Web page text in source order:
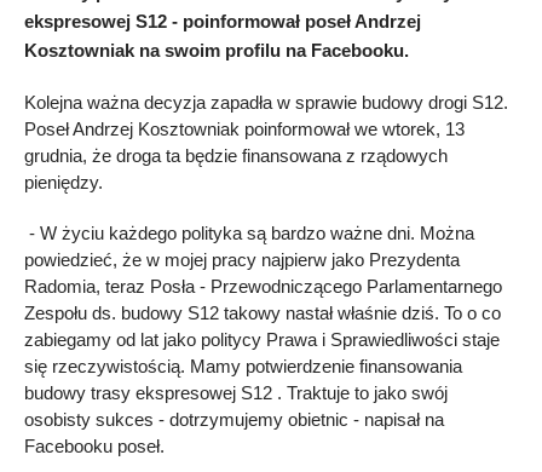
ekspresowej S12 - poinformował poseł Andrzej
Kosztowniak na swoim profilu na Facebooku.
Kolejna ważna decyzja zapadła w sprawie budowy drogi S12.
Poseł Andrzej Kosztowniak poinformował we wtorek, 13
grudnia, że droga ta będzie finansowana z rządowych
pieniędzy.
- W życiu każdego polityka są bardzo ważne dni. Można
powiedzieć, że w mojej pracy najpierw jako Prezydenta
Radomia, teraz Posła - Przewodniczącego Parlamentarnego
Zespołu ds. budowy S12 takowy nastał właśnie dziś. To o co
zabiegamy od lat jako politycy Prawa i Sprawiedliwości staje
się rzeczywistością. Mamy potwierdzenie finansowania
budowy trasy ekspresowej S12 . Traktuje to jako swój
osobisty sukces - dotrzymujemy obietnic - napisał na
Facebooku poseł.